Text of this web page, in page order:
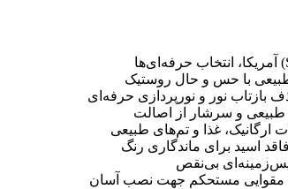
نور و نورپردازی حرفه‌ای
طبیعی و سرشار از اصالت
ارگانیک، غذا و تم‌های طبیعی
اسید برای ماندگاری رنگ
پس‌زمینه‌ای بی‌نقص
مقوایی مستحکم جهت نصب آسان